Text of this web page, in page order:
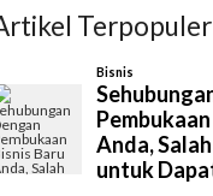
Terpopuler